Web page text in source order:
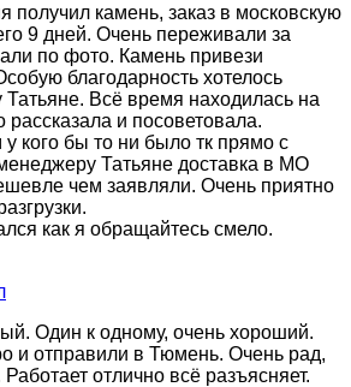
получил камень, заказ в московскую
9 дней. Очень переживали за
по фото. Камень привези
благодарность хотелось
Всё время находилась на
рассказала и посоветовала.
кого бы то ни было тк прямо с
Татьяне доставка в МО
чем заявляли. Очень приятно
как я обращайтесь смело.
Один к одному, очень хороший.
и отправили в Тюмень. Очень рад,
отлично всё разъясняет.